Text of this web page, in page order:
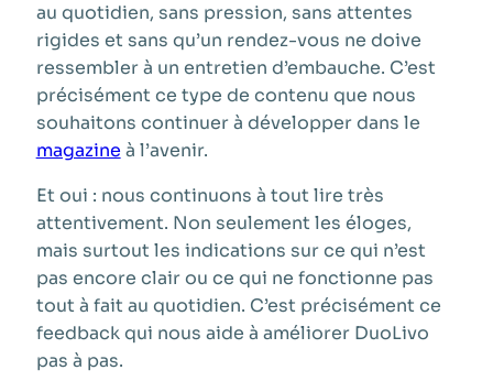
au quotidien, sans pression, sans attentes
rigides et sans qu’un rendez-vous ne doive
ressembler à un entretien d’embauche. C’est
précisément ce type de contenu que nous
souhaitons continuer à développer dans le
magazine à l’avenir.
Et oui : nous continuons à tout lire très
attentivement. Non seulement les éloges,
mais surtout les indications sur ce qui n’est
pas encore clair ou ce qui ne fonctionne pas
tout à fait au quotidien. C’est précisément ce
feedback qui nous aide à améliorer DuoLivo
pas à pas.